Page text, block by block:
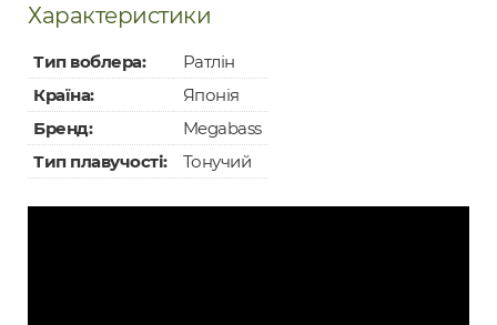
Характеристики
Тип воблера:
Ратлін
Країна:
Японія
Бренд:
Megabass
Тип плавучості:
Тонучий